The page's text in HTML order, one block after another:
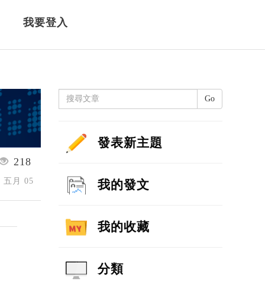
我要登入
218
五月 05
Go
發表新主題
我的發文
我的收藏
分類